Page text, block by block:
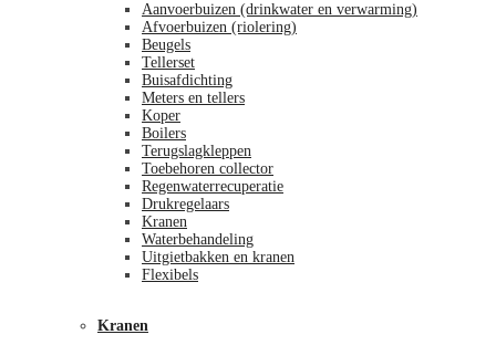
Aanvoerbuizen (drinkwater en verwarming)
Afvoerbuizen (riolering)
Beugels
Tellerset
Buisafdichting
Meters en tellers
Koper
Boilers
Terugslagkleppen
Toebehoren collector
Regenwaterrecuperatie
Drukregelaars
Kranen
Waterbehandeling
Uitgietbakken en kranen
Flexibels
Kranen